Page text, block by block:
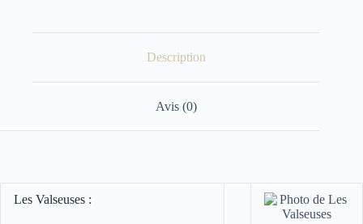
Description
Avis (0)
Les Valseuses :